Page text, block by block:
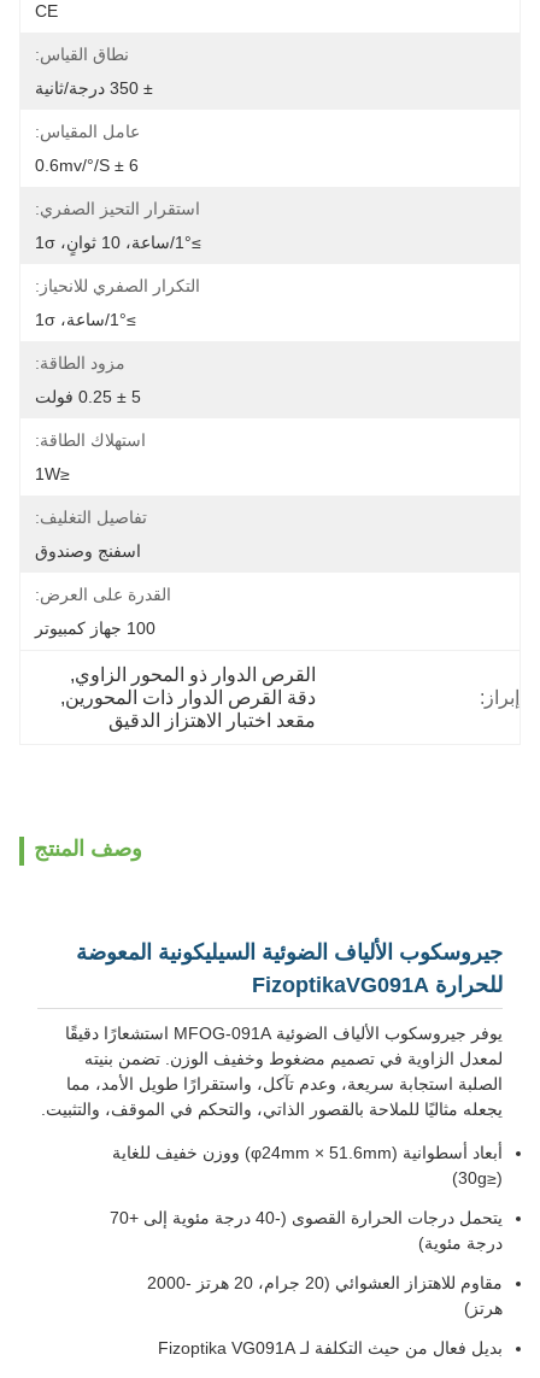
CE
نطاق القياس:
± 350 درجة/ثانية
عامل المقياس:
استقرار التحيز الصفري:
≥1°/ساعة، 10 ثوانٍ، 1σ
التكرار الصفري للانحياز:
≥1°/ساعة، 1σ
مزود الطاقة:
5 ± 0.25 فولت
استهلاك الطاقة:
≤1W
تفاصيل التغليف:
اسفنج وصندوق
القدرة على العرض:
100 جهاز كمبيوتر
إبراز:
القرص الدوار ذو المحور الزاوي,
دقة القرص الدوار ذات المحورين,
مقعد اختبار الاهتزاز الدقيق
وصف المنتج
جيروسكوب الألياف الضوئية السيليكونية المعوضة
للحرارة FizoptikaVG091A
يوفر جيروسكوب الألياف الضوئية MFOG-091A استشعارًا دقيقًا
لمعدل الزاوية في تصميم مضغوط وخفيف الوزن. تضمن بنيته
الصلبة استجابة سريعة، وعدم تآكل، واستقرارًا طويل الأمد، مما
يجعله مثاليًا للملاحة بالقصور الذاتي، والتحكم في الموقف، والتثبيت.
أبعاد أسطوانية (φ24mm × 51.6mm) ووزن خفيف للغاية
(≤30g)
يتحمل درجات الحرارة القصوى (-40 درجة مئوية إلى +70
درجة مئوية)
مقاوم للاهتزاز العشوائي (20 جرام، 20 هرتز -2000
هرتز)
بديل فعال من حيث التكلفة لـ Fizoptika VG091A